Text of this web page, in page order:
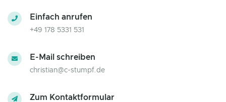
Einfach anrufen
+49 178 5331 531
E-Mail schreiben
christian@c-stumpf.de
Zum Kontaktformular